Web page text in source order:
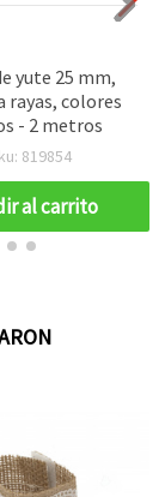
yute 25 mm,
rayas, colores
- 2 metros
819854
al carrito